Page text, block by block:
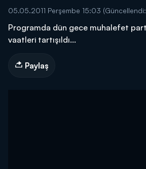
05.05.2011 Perşembe 15:03
Programda dün gece muhalefet
vaatleri tartışıldı...
Paylaş